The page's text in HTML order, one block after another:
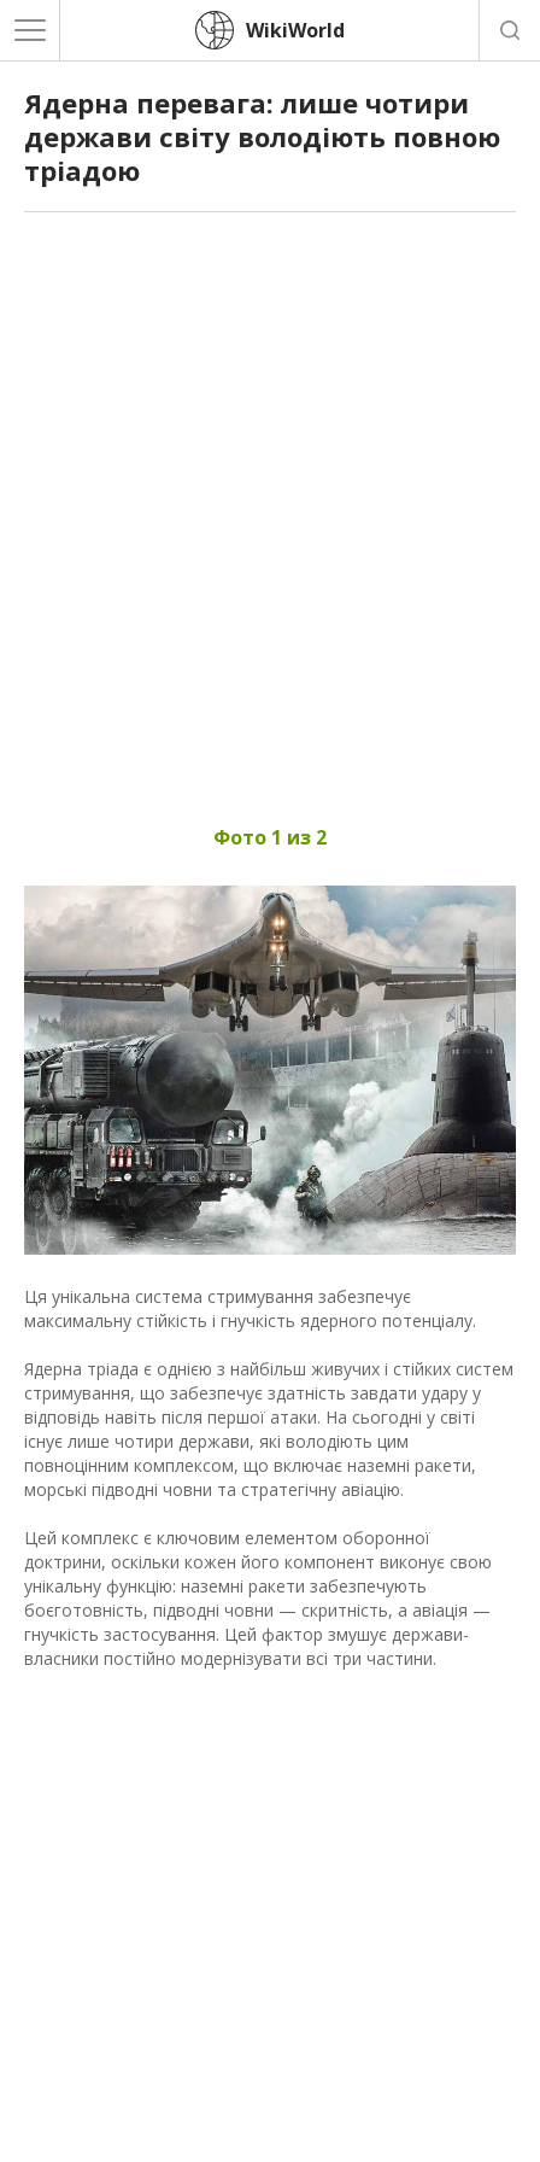
WikiWorld
Ядерна перевага: лише чотири
держави світу володіють повною
тріадою
Фото 1 из 2
Ця унікальна система стримування забезпечує
максимальну стійкість і гнучкість ядерного потенціалу.
Ядерна тріада є однією з найбільш живучих і стійких систем
стримування, що забезпечує здатність завдати удару у
відповідь навіть після першої атаки. На сьогодні у світі
існує лише чотири держави, які володіють цим
повноцінним комплексом, що включає наземні ракети,
морські підводні човни та стратегічну авіацію.
Цей комплекс є ключовим елементом оборонної
доктрини, оскільки кожен його компонент виконує свою
унікальну функцію: наземні ракети забезпечують
боєготовність, підводні човни — скритність, а авіація —
гнучкість застосування. Цей фактор змушує держави-
власники постійно модернізувати всі три частини.